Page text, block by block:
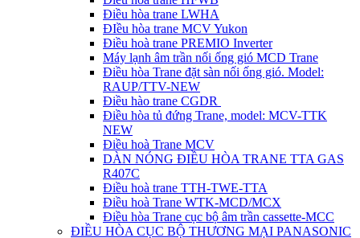
Điều hòa trane LWHA
ĐIều hòa trane MCV Yukon
Điều hoà trane PREMIO Inverter
Máy lạnh âm trần nối ống gió MCD Trane
Điều hòa Trane đặt sàn nối ống gió. Model:
RAUP/TTV-NEW
Điều hào trane CGDR
Điều hòa tủ đứng Trane, model: MCV-TTK
NEW
Điều hoà Trane MCV
DÀN NÓNG ĐIỀU HÒA TRANE TTA GAS
R407C
Điều hoà trane TTH-TWE-TTA
Điều hoà Trane WTK-MCD/MCX
Điều hòa Trane cục bộ âm trần cassette-MCC
ĐIỀU HÒA CỤC BỘ THƯƠNG MẠI PANASONIC